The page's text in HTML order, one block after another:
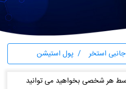
استخر پول استیشن
هر شخصی بخواهید می توانید